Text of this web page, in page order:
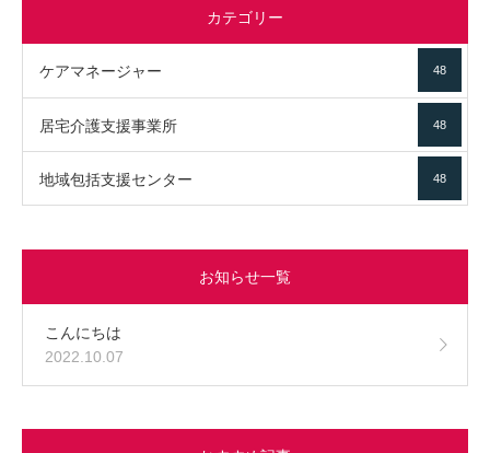
カテゴリー
ケアマネージャー 48
居宅介護支援事業所 48
地域包括支援センター 48
お知らせ一覧
こんにちは
2022.10.07